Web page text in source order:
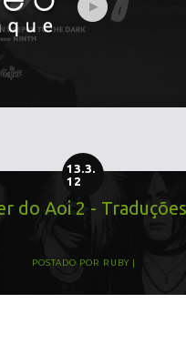
13.3.
12
do Aoi 2 -
POSTADO POR RUBY